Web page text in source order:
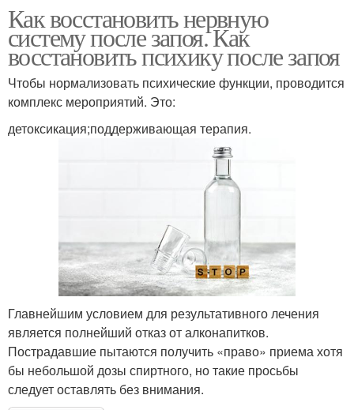
Как восстановить нервную
систему после запоя. Как
восстановить психику после запоя
Чтобы нормализовать психические функции, проводится
комплекс мероприятий. Это:
детоксикация;поддерживающая терапия.
Главнейшим условием для результативного лечения
является полнейший отказ от алконапитков.
Пострадавшие пытаются получить «право» приема хотя
бы небольшой дозы спиртного, но такие просьбы
следует оставлять без внимания.